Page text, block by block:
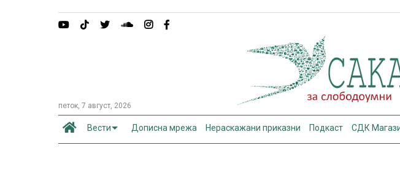
петок, 7 август, 2026
Вести Дописна мрежа Нераскажани приказни Подкаст СДК